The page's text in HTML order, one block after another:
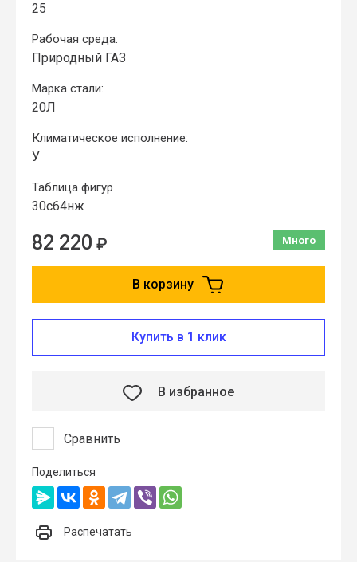
25
Рабочая среда:
Природный ГАЗ
Марка стали:
20Л
Климатическое исполнение:
У
Таблица фигур
30с64нж
Много
82 220 ₽
В корзину
Купить в 1 клик
Сравнить
В избранное
Поделиться
Распечатать